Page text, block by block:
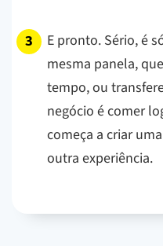
E pronto. Sério, é
mesma panela,
tempo, ou
negócio é comer
começa a criar
outra experiência.